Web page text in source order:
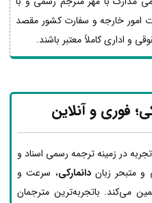
امور خارجه و سفارت کشور مقصد
و اداری کاملاً معتبر باشند.
فوری و آنلاین
در زمینه ترجمه رسمی اسناد و
و متبحر زباندانمارکی، سرعت و
می‌کند. باتجربه‌ترین مترجمان